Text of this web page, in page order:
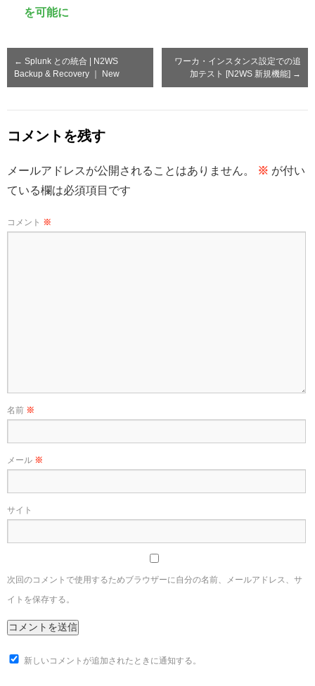
を可能に
← Splunk との統合 | N2WS
Backup & Recovery ｜ New
ワーカ・インスタンス設定での追
加テスト [N2WS 新規機能] →
コメントを残す
メールアドレスが公開されることはありません。 ※ が付い
ている欄は必須項目です
コメント ※
名前 ※
メール ※
サイト
次回のコメントで使用するためブラウザーに自分の名前、メールアドレス、サ
イトを保存する。
新しいコメントが追加されたときに通知する。